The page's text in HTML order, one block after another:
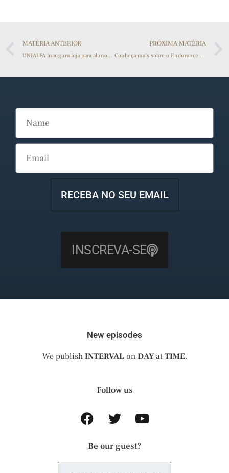
MATÉRIA ANTERIOR
UNIALFA inaugura loja para alunos e servidores com produtos personalizados
PRÓXIMA MATÉRIA
Conheça mais sobre o Endurance Brasil
RECEBA NO SEU EMAIL
INSCREVA-SE
New episodes
We publish INTERVAL on DAYat TIME.
Follow us
Be our guest?